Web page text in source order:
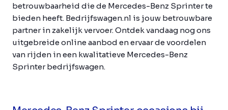
betrouwbaarheid die de Mercedes-Benz Sprinter te
bieden heeft. Bedrijfswagen.nl is jouw betrouwbare
partner in zakelijk vervoer. Ontdek vandaag nog ons
uitgebreide online aanbod en ervaar de voordelen
van rijden in een kwalitatieve Mercedes-Benz
Sprinter bedrijfswagen.